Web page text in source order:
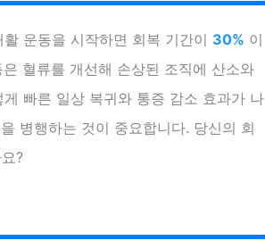
활 운동을 시작하면 회복 기간이 30% 이
혈류를 개선해 손상된 조직에 산소와
빠른 일상 복귀와 통증 감소 효과가 나
병행하는 것이 중요합니다. 당신의 회
?